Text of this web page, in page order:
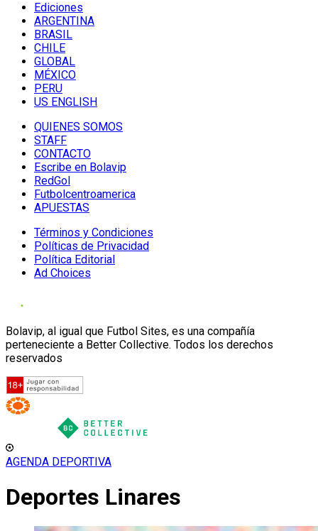
Ediciones
ARGENTINA
BRASIL
CHILE
GLOBAL
MÉXICO
PERU
US ENGLISH
QUIENES SOMOS
STAFF
CONTACTO
Escribe en Bolavip
RedGol
Futbolcentroamerica
APUESTAS
Términos y Condiciones
Políticas de Privacidad
Política Editorial
Ad Choices
Bolavip, al igual que Futbol Sites, es una compañía
perteneciente a Better Collective. Todos los derechos
reservados
AGENDA DEPORTIVA
Deportes Linares